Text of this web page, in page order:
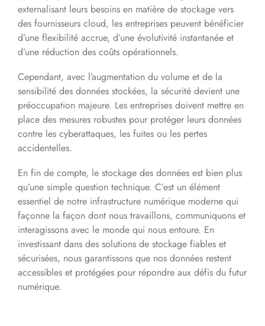
externalisant leurs besoins en matière de stockage vers
des fournisseurs cloud, les entreprises peuvent bénéficier
d’une flexibilité accrue, d’une évolutivité instantanée et
d’une réduction des coûts opérationnels.
Cependant, avec l’augmentation du volume et de la
sensibilité des données stockées, la sécurité devient une
préoccupation majeure. Les entreprises doivent mettre en
place des mesures robustes pour protéger leurs données
contre les cyberattaques, les fuites ou les pertes
accidentelles.
En fin de compte, le stockage des données est bien plus
qu’une simple question technique. C’est un élément
essentiel de notre infrastructure numérique moderne qui
façonne la façon dont nous travaillons, communiquons et
interagissons avec le monde qui nous entoure. En
investissant dans des solutions de stockage fiables et
sécurisées, nous garantissons que nos données restent
accessibles et protégées pour répondre aux défis du futur
numérique.